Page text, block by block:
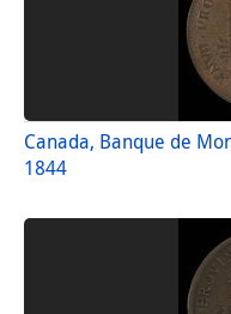
Canada, Banque de
1844